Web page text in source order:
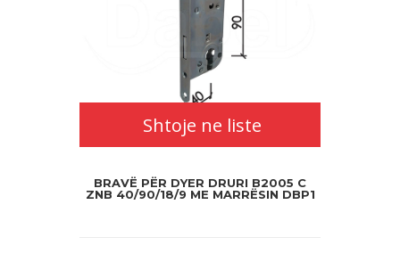
Shtoje ne liste
BRAVË PËR DYER DRURI B2005 C
ZNB 40/90/18/9 ME MARRËSIN DBP1